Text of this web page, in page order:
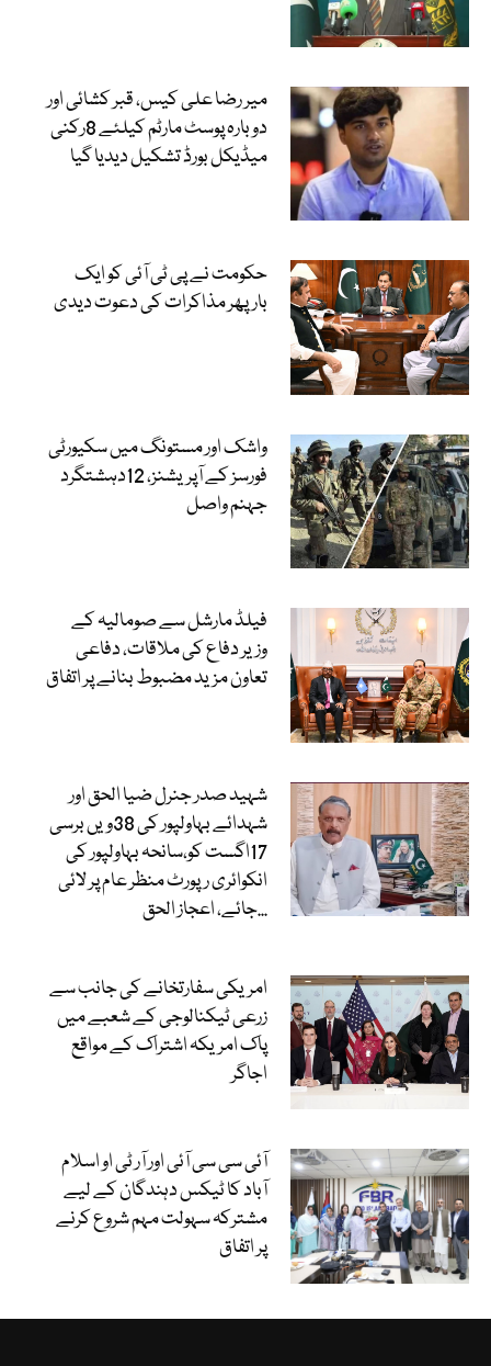
میر رضا علی کیس، قبر کشائی اور
دوبارہ پوسٹ مارٹم کیلئے 8رکنی
میڈیکل بورڈ تشکیل دیدیا گیا
حکومت نے پی ٹی آئی کو ایک
بارپھر مذاکرات کی دعوت دیدی
واشک اور مستونگ میں سکیورٹی
فورسز کے آپریشنز، 12دہشتگرد
جہنم واصل
فیلڈ مارشل سے صومالیہ کے
وزیر دفاع کی ملاقات، دفاعی
تعاون مزید مضبوط بنانے پر اتفاق
شہید صدر جنرل ضیا الحق اور
شہدائے بہاولپور کی 38ویں برسی
17اگست کو،سانحہ بہاولپور کی
انکوائری رپورٹ منظر عام پر لائی
جائے، اعجاز الحق...
امریکی سفارتخانے کی جانب سے
زرعی ٹیکنالوجی کے شعبے میں
پاک امریکہ اشتراک کے مواقع
اجاگر
آئی سی سی آئی اور آر ٹی او اسلام
آباد کا ٹیکس دہندگان کے لیے
مشترکہ سہولت مہم شروع کرنے
پر اتفاق